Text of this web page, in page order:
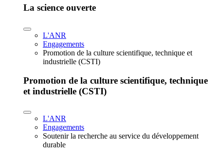
La science ouverte
L'ANR
Engagements
Promotion de la culture scientifique, technique et
industrielle (CSTI)
Promotion de la culture scientifique, technique
et industrielle (CSTI)
L'ANR
Engagements
Soutenir la recherche au service du développement
durable